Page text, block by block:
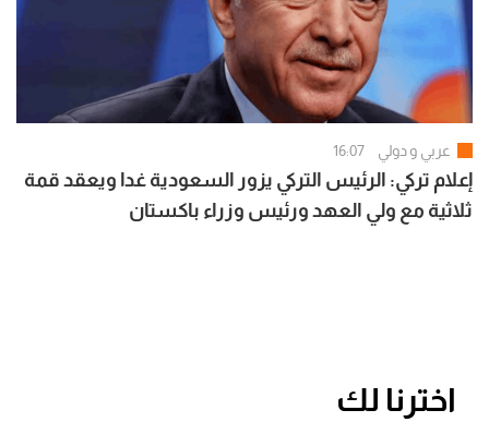
عربي و دولي 16:07
إعلام تركي: الرئيس التركي يزور السعودية غدا ويعقد قمة
ثلاثية مع ولي العهد ورئيس وزراء باكستان
اخترنا لك